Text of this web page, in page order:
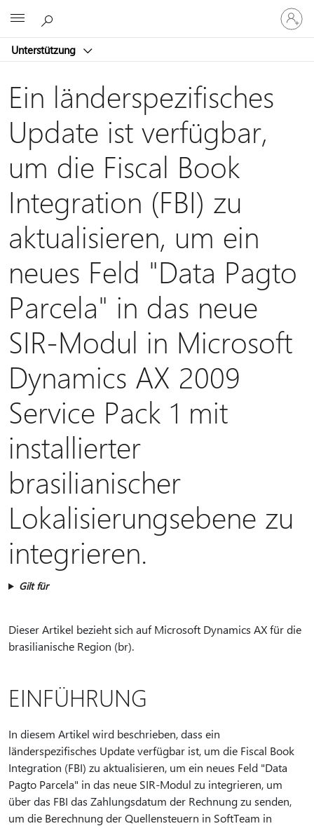
Unterstützung
Bei
Ihrem
Konto
Ein länderspezifisches
Update ist verfügbar,
um die Fiscal Book
Integration (FBI) zu
aktualisieren, um ein
neues Feld "Data Pagto
Parcela" in das neue
SIR-Modul in Microsoft
Dynamics AX 2009
Service Pack 1 mit
installierter
brasilianischer
Lokalisierungsebene zu
integrieren.
Gilt für
Dieser Artikel bezieht sich auf Microsoft Dynamics AX für die
brasilianische Region (br).
EINFÜHRUNG
In diesem Artikel wird beschrieben, dass ein
länderspezifisches Update verfügbar ist, um die Fiscal Book
Integration (FBI) zu aktualisieren, um ein neues Feld "Data
Pagto Parcela" in das neue SIR-Modul zu integrieren, um
über das FBI das Zahlungsdatum der Rechnung zu senden,
um die Berechnung der Quellensteuern in SoftTeam in